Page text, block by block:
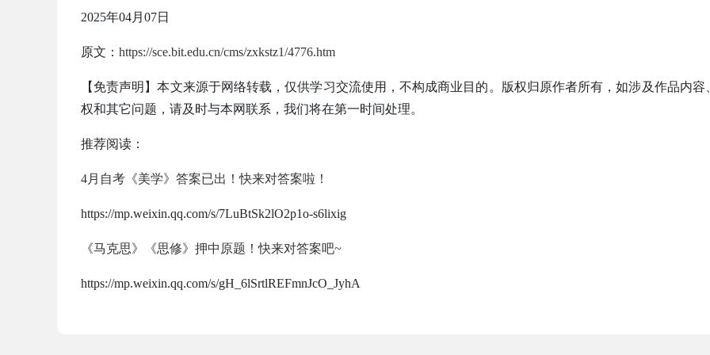
2025年04月07日
原文： https://sce.bit.edu.cn/cms/zxkstz1/4776.htm
【免责声明】本文来源于网络转载，仅供学习交流使用，不构成商业目的。版权归原作者所有，如涉及作品内容
权和其它问题，请及时与本网联系，我们将在第一时间处理。
推荐阅读：
4月自考《美学》答案已出！快来对答案啦！
https://mp.weixin.qq.com/s/7LuBtSk2lO2p1o-s6lixig
《马克思》《思修》押中原题！快来对答案吧~
https://mp.weixin.qq.com/s/gH_6lSrtlREFmnJcO_JyhA